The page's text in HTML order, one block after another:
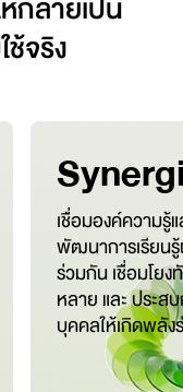
จริง
เชื่อมองค์ความรู้
พัฒนาการเรียน
ร่วมกัน เชื่อมโย
หลาย และ ประส
บุคคลให้เกิดพลัง